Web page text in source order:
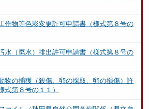
作物等色彩変更許可申請書（様式第８号の
水（廃水）排出許可申請書（様式第８号の
物の捕獲（殺傷、卵の採取、卵の損傷）許
式第８号の１１）